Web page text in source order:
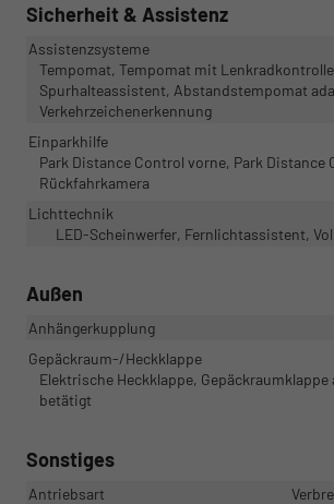
Sicherheit & Assistenz
Assistenzsysteme
Tempomat, Tempomat mit
Spurhalteassistent, Abstandstempomat
Verkehrzeichenerkennung
Einparkhilfe
Park Distance Control vorne, Park Distance
Rückfahrkamera
Lichttechnik
LED-Scheinwerfer, Fernlichtassistent,
Außen
Anhängerkupplung
Gepäckraum-/Heckklappe
Elektrische Heckklappe,
betätigt
Sonstiges
Antriebsart